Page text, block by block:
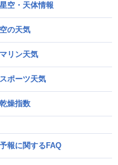
星空・天体情報
空の天気
マリン天気
スポーツ天気
乾燥指数
予報に関するFAQ